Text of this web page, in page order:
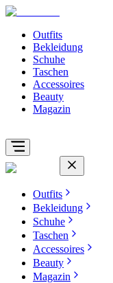
Outfits
Bekleidung
Schuhe
Taschen
Accessoires
Beauty
Magazin
Outfits
Bekleidung
Schuhe
Taschen
Accessoires
Beauty
Magazin